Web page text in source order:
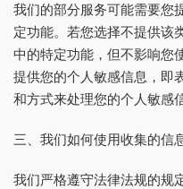
我们的部分服务可能需要您
定功能。若您选择不提供该
中的特定功能，但不影响您
提供您的个人敏感信息，即
和方式来处理您的个人敏感
三、我们如何使用收集的信
我们严格遵守法律法规的规